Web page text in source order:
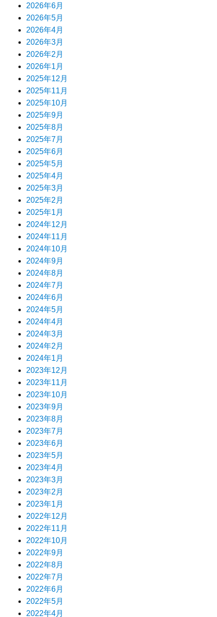
2026年6月
2026年5月
2026年4月
2026年3月
2026年2月
2026年1月
2025年12月
2025年11月
2025年10月
2025年9月
2025年8月
2025年7月
2025年6月
2025年5月
2025年4月
2025年3月
2025年2月
2025年1月
2024年12月
2024年11月
2024年10月
2024年9月
2024年8月
2024年7月
2024年6月
2024年5月
2024年4月
2024年3月
2024年2月
2024年1月
2023年12月
2023年11月
2023年10月
2023年9月
2023年8月
2023年7月
2023年6月
2023年5月
2023年4月
2023年3月
2023年2月
2023年1月
2022年12月
2022年11月
2022年10月
2022年9月
2022年8月
2022年7月
2022年6月
2022年5月
2022年4月